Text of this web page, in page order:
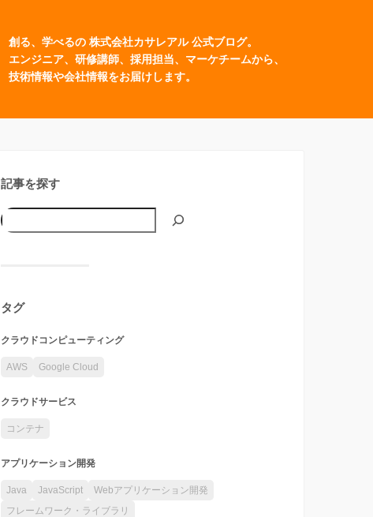
創る、学べるの 株式会社カサレアル 公式ブログ。
エンジニア、研修講師、採用担当、マーケチームから、
技術情報や会社情報をお届けします。
記事を探す
タグ
クラウドコンピューティング
AWS Google Cloud
クラウドサービス
コンテナ
アプリケーション開発
Java JavaScript
Webアプリケーション開発
フレームワーク・ライブラリ